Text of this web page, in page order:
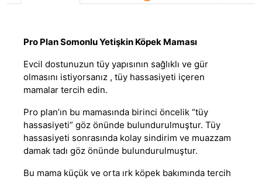
Pro Plan Somonlu Yetişkin Köpek Maması
Evcil dostunuzun tüy yapısının sağlıklı ve gür
olmasını istiyorsanız , tüy hassasiyeti içeren
mamalar tercih edin.
Pro plan’ın bu mamasında birinci öncelik “tüy
hassasiyeti” göz önünde bulundurulmuştur. Tüy
hassasiyeti sonrasında kolay sindirim ve muazzam
damak tadı göz önünde bulundurulmuştur.
Bu mama küçük ve orta ırk köpek bakımında tercih